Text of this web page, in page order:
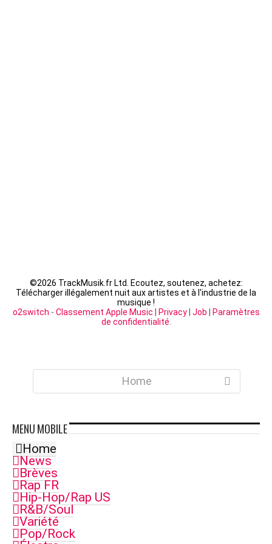
©2026 TrackMusik.fr Ltd. Ecoutez, soutenez, achetez:
Télécharger illégalement nuit aux artistes et à l'industrie de la
musique !
o2switch - Classement Apple Music Privacy| Job
Paramètres
de confidentialité.
Home
MENUMOBILE
Home
News
Brèves
Rap FR
Hip-Hop/Rap US
R&B/Soul
Variété
Pop/Rock